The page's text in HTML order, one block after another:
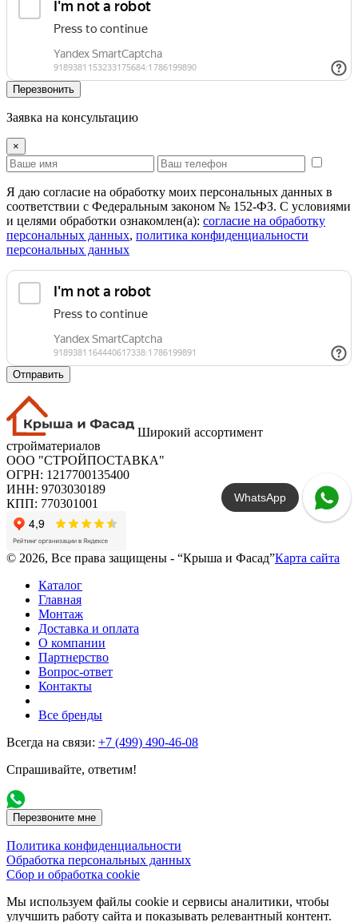
Перезвонить
Заявка на консультацию
×
Я даю согласие на обработку моих персональных данных в
соответствии с Федеральным законом № 152-ФЗ. С условиями
и целями обработки ознакомлен(а): cогласие на обработку
персональных данных, политика конфиденциальности
персональных данных
Отправить
Широкий ассортимент
стройматериалов
ООО "СТРОЙПОСТАВКА"
ОГРН: 1217700135400
ИНН: 9703030189
КПП: 770301001
© 2026, Все права защищены - “Крыша и Фасад”Карта сайта
Каталог
Главная
Монтаж
Доставка и оплата
О компании
Партнерство
Вопрос-ответ
Контакты
Все бренды
Всегда на связи: +7 (499) 490-46-08
Спрашивайте, ответим!
Перезвоните мне
Политика конфиденциальности
Обработка персональных данных
Сбор и обработка cookie
Мы используем файлы cookie и сервисы аналитики, чтобы
улучшить работу сайта и показывать релевантный контент.
WhatsApp